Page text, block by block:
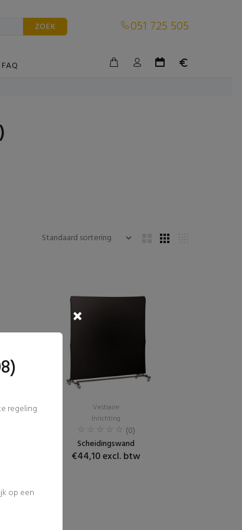
ZOEK 051 725 505
FAQ
Vestiaire
Inrichting
(0)
Scheidingswand
€44,10 excl. btw
regeling
op een